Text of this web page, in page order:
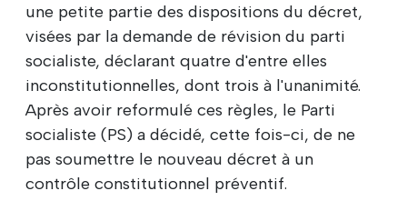
une petite partie des dispositions du décret,
visées par la demande de révision du parti
socialiste, déclarant quatre d'entre elles
inconstitutionnelles, dont trois à l'unanimité.
Après avoir reformulé ces règles, le Parti
socialiste (PS) a décidé, cette fois-ci, de ne
pas soumettre le nouveau décret à un
contrôle constitutionnel préventif.